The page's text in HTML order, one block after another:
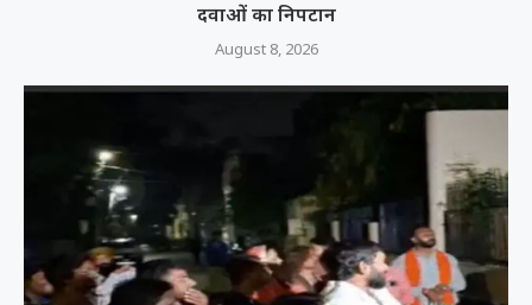
दवाओं का निपटान
August 8, 2026